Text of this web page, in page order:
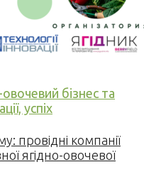
бізнес та
успіх
провідні компанії
ягідно-овочевої